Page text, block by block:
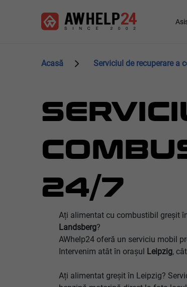
Acasă Serviciul de recuperare a
24/7
Ați alimentat cu combustibil greșit
Landsberg?
AWhelp24 oferă un serviciu mobil
Intervenim atât în orașul Leipzig,
Ați alimentat greșit în Leipzig?